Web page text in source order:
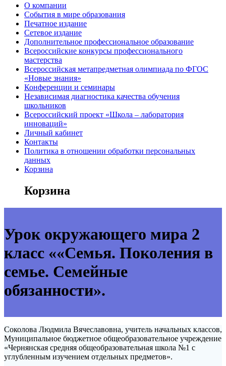
О компании
События в мире образования
Печатное издание
Сетевое издание
Дополнительное профессиональное образование
Всероссийские конкурсы профессионального
мастерства
Всероссийская метапредметная олимпиада по ФГОС
«Новые знания»
Конференции и семинары
Независимая диагностика качества обучения
школьников
Всероссийский проект «Школа – лаборатория
инноваций»
Личный кабинет
Контакты
Политика в отношении обработки персональных
данных
Корзина
Корзина
Урок окружающего мира 2
класс ««Семья. Поколения в
семье. Семейные
обязанности».
Соколова Людмила Вячеславовна, учитель начальных классов,
Муниципальное бюджетное общеобразовательное учреждение
«Чернянская средняя общеобразовательная школа №1 с
углубленным изучением отдельных предметов».